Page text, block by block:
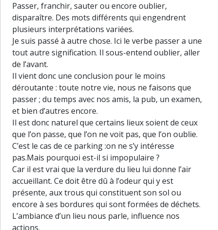
Passer, franchir, sauter ou encore oublier,
disparaître. Des mots différents qui engendrent
plusieurs interprétations variées.
Je suis passé à autre chose. Ici le verbe passer a une
tout autre signification. Il sous-entend oublier, aller
de l’avant.
Il vient donc une conclusion pour le moins
déroutante : toute notre vie, nous ne faisons que
passer ; du temps avec nos amis, la pub, un examen,
et bien d’autres encore.
Il est donc naturel que certains lieux soient de ceux
que l’on passe, que l’on ne voit pas, que l’on oublie.
C’est le cas de ce parking :on ne s’y intéresse
pas.Mais pourquoi est-il si impopulaire ?
Car il est vrai que la verdure du lieu lui donne l’air
accueillant. Ce doit être dû à l’odeur qui y est
présente, aux trous qui constituent son sol ou
encore à ses bordures qui sont formées de déchets.
L’ambiance d’un lieu nous parle, influence nos
actions.